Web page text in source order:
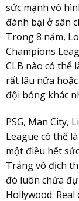
sức mạnh vô
đánh bại ở sân
Trong 8 năm,
Champions
CLB nào có thể
rất lâu nữa
đội bóng khác
PSG, Man City,
League có thể
một điều hết
Trắng vô địch
đó luôn chứa
Hollywood.